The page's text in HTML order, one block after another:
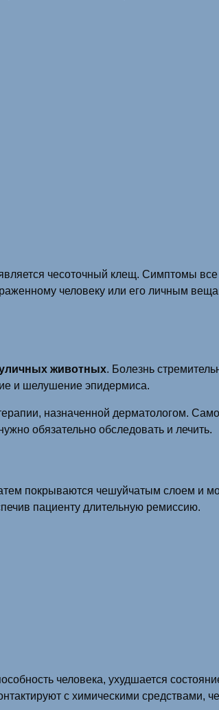
чесоточный клещ. Симптомы
человеку или его личным
животных. Болезнь
и шелушение эпидермиса.
назначенной дерматологом.
обязательно обследовать и лечить.
покрываются чешуйчатым слоем и
пациенту длительную ремиссию.
человека, ухудшается
с химическими средствами,